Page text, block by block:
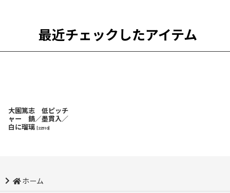
最近チェックしたアイテム
大園篤志 低ピッチ
ャー 錆／墨貫入／
白に瑠璃
22510]
ホーム